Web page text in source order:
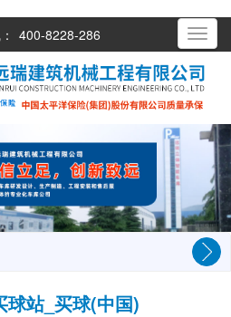
400-8228-286
球站_买球(中国)
Toggle